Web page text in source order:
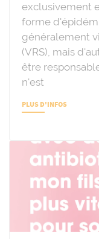
exclusivement
forme
généralement
(VRS), mais
être
n'est
PLUS D'INFOS